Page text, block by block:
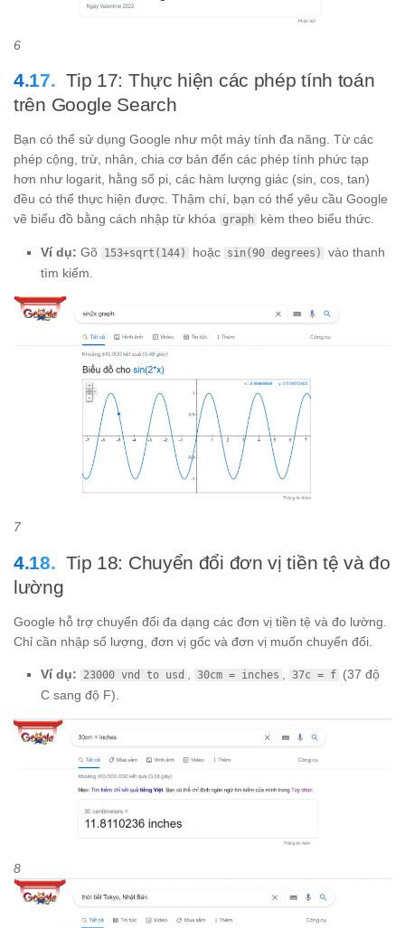
6
Tip 17: Thực hiện các phép tính toán
trên Google Search
Bạn có thể sử dụng Google như một máy tính đa năng. Từ các
phép cộng, trừ, nhân, chia cơ bản đến các phép tính phức tạp
hơn như logarit, hằng số pi, các hàm lượng giác (sin, cos, tan)
đều có thể thực hiện được. Thậm chí, bạn có thể yêu cầu Google
vẽ biểu đồ bằng cách nhập từ khóa graph kèm theo biểu thức.
Ví dụ: Gõ 153+sqrt(144) hoặc sin(90 degrees)
vào thanh
tìm kiếm.
7
Tip 18: Chuyển đổi đơn vị tiền tệ và đo
lường
Google hỗ trợ chuyển đổi đa dạng các đơn vị tiền tệ và đo lường.
Chỉ cần nhập số lượng, đơn vị gốc và đơn vị muốn chuyển đổi.
Ví dụ: 23000 vnd to usd 30cm = inches 37c = f (37 độ
C sang độ F).
8